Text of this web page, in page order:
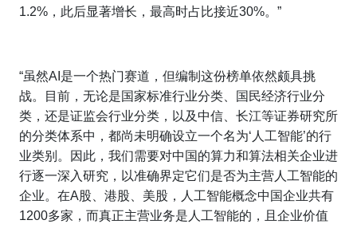
1.2%，此后显著增长，最高时占比接近30%。”
“虽然AI是一个热门赛道，但编制这份榜单依然颇具挑
战。目前，无论是国家标准行业分类、国民经济行业分
类，还是证监会行业分类，以及中信、长江等证券研究所
的分类体系中，都尚未明确设立一个名为‘人工智能’的行
业类别。因此，我们需要对中国的算力和算法相关企业进
行逐一深入研究，以准确界定它们是否为主营人工智能的
企业。在A股、港股、美股，人工智能概念中国企业共有
1200多家，而真正主营业务是人工智能的，且企业价值